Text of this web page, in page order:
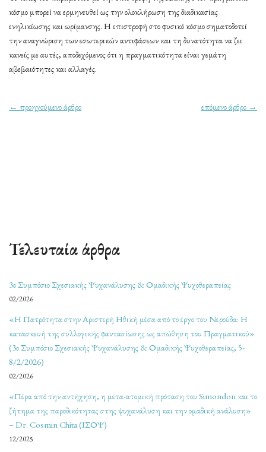
κόσμο μπορεί να ερμηνευθεί ως την ολοκλήρωση της διαδικασίας
ενηλικίωσης και ωρίμανσης. Η επιστροφή στο φυσικό κόσμο σηματοδοτεί
την αναγνώριση των εσωτερικών αντιφάσεων και τη δυνατότητα να ζει
κανείς με αυτές, αποδεχόμενος ότι η πραγματικότητα είναι γεμάτη
αβεβαιότητες και αλλαγές.
← προηγούμενο άρθρο επόμενο άρθρο →
Τελευταία άρθρα
3ο Συμπόσιο Σχεσιακής Ψυχανάλυσης & Ομαδικής Ψυχοθεραπείας
02/2026
«Η Πατρότητα στην Αριστερή Ηθική μέσα από το έργο του Νερούδα: Η
κατασκευή της συλλογικής φαντασίωσης ως απώθηση του Πραγματικού»
(3ο Συμπόσιο Σχεσιακής Ψυχανάλυσης & Ομαδικής Ψυχοθεραπείας, 5-
8/2/2026)
02/2026
«Πέρα από την αντήχηση, η μετα-ατομική πρόταση του Simondon και το
ζήτημα της παροδικότητας στης ψυχανάλυση και την ομαδική ανάλυση»
– Dr. Cosmin Chita (ΙΣΟΨ)
12/2025